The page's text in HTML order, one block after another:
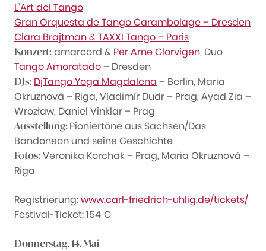
L’Art del Tango
Gran Orquesta de Tango Carambolage – Dresden
Clara Brajtman & TAXXI Tango – Paris
Konzert: amarcord & Per Arne Glorvigen, Duo
Tango Amoratado– Dresden
DJs: DjTango Yoga Magdalena – Berlin, Maria
Okruznová – Riga, Vladimír Dudr – Prag, Ayad Zia –
Wrozław, Daniel Vinklar – Prag
Ausstellung: Pioniertöne aus Sachsen/Das
Bandoneon und seine Geschichte
Fotos: Veronika Korchak – Prag, Maria Okruznová –
Riga
Registrierung:www.carl-friedrich-uhlig.de/tickets/
Festival-Ticket: 154 €
Donnerstag, 14. Mai